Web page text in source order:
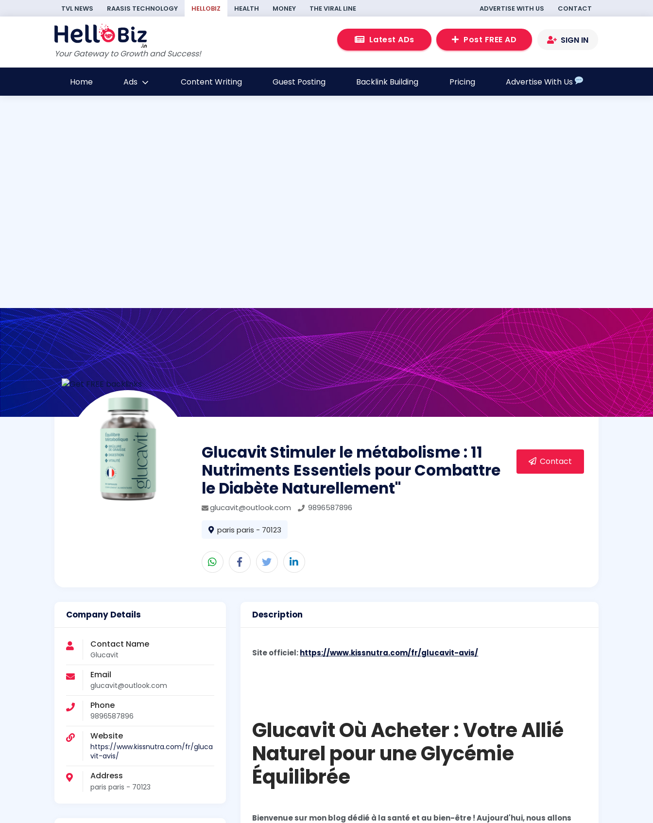
TVL NEWS RAASIS TECHNOLOGY HELLOBIZ HEALTH MONEY THE VIRAL LINE ADVERTISE WITH US CONTACT
Your Gateway to Growth and Success!
Latest ADs Post FREE AD SIGN IN
Home Ads Content Writing Guest Posting Backlink Building Pricing Advertise With Us
Glucavit Stimuler le métabolisme : 11
Nutriments Essentiels pour Combattre
le Diabète Naturellement"
glucavit@outlook.com 9896587896
paris paris - 70123
Contact
Company Details
Contact Name
Glucavit
Email
glucavit@outlook.com
Phone
9896587896
Website
https://www.kissnutra.com/fr/gluca
vit-avis/
Address
paris paris - 70123
Description
Site officiel:https://www.kissnutra.com/fr/glucavit-avis/
Glucavit Où Acheter : Votre Allié
Naturel pour une Glycémie
Équilibrée
Bienvenue sur mon blog dédié à la santé et au bien-être ! Aujourd'hui, nous allons